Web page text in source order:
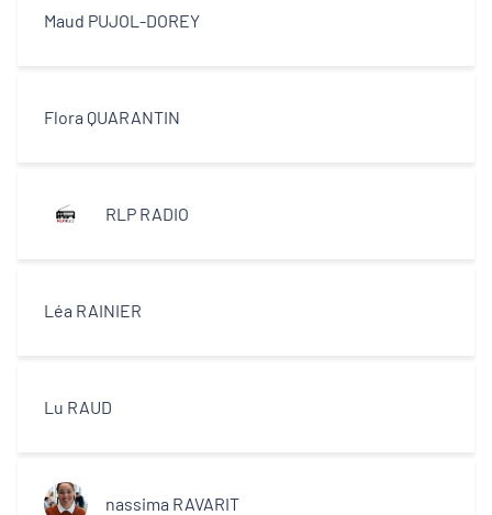
Partenaires
Maud PUJOL-DOREY
Flora QUARANTIN
RLP RADIO
Léa RAINIER
Lu RAUD
nassima RAVARIT